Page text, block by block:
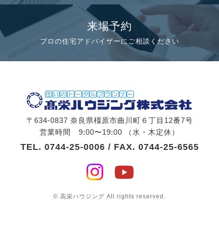
来場予約
プロの住宅アドバイザーにご相談ください
〒634-0837 奈良県橿原市曲川町６丁目12番7号
営業時間 9:00〜19:00 （水・木定休）
TEL. 0744-25-0006 / FAX. 0744-25-6565
© 高栄ハウジング All rights reserved.